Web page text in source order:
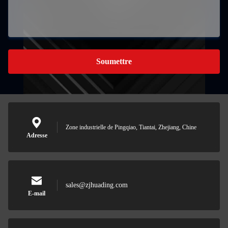
Soumettre
Adresse
Zone industrielle de Pingqiao, Tiantai, Zhejiang, Chine
E-mail
sales@zjhuading.com